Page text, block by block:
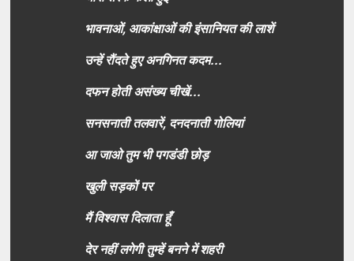
भावनाओं, आकांक्षाओं की इंसानियत की लाशें
उन्हें रौंदते हुए अनगिनत कदम...
दफन होती असंख्य चीखें...
सनसनाती तलवारें, दनदनाती गोलियां
आ जाओ तुम भी पगडंडी छोड़
खुली सड़कों पर
मैं विश्वास दिलाता हूँ
देर नहीं लगेगी तुम्हें बनने में शहरी